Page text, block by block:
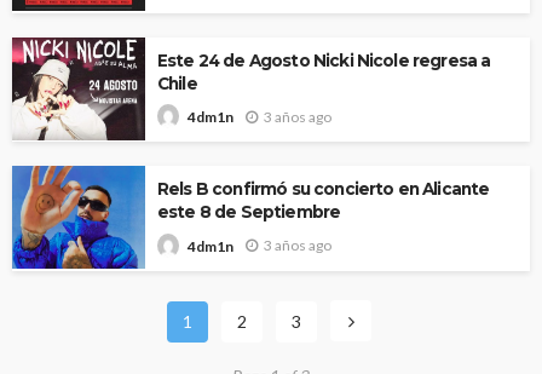
Este 24 de Agosto Nicki Nicole regresa a
Chile
4dm1n 3 años ago
Rels B confirmó su concierto en Alicante
este 8 de Septiembre
4dm1n 3 años ago
1 2 3